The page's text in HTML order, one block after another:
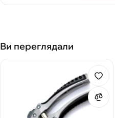
Ви переглядали